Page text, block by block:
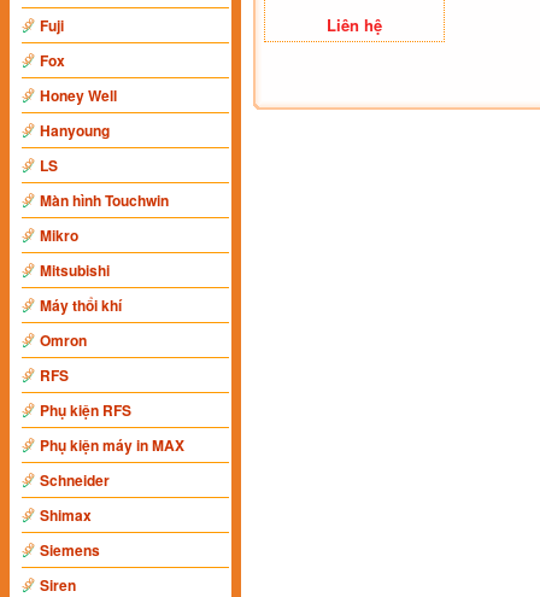
Fuji
Fox
Honey Well
Hanyoung
LS
Màn hình Touchwin
Mikro
Mitsubishi
Máy thổi khí
Omron
RFS
Phụ kiện RFS
Phụ kiện máy in MAX
Schneider
Shimax
Siemens
Siren
Liên hệ